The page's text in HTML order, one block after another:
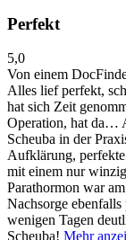
Perfekt
5,0
Von einem
Alles lief perfekt,
hat sich Zeit
Operation, hat da…
Scheuba in der
Aufklärung,
mit einem nur
Parathormon war
Nachsorge
wenigen Tagen
Scheuba! Mehr